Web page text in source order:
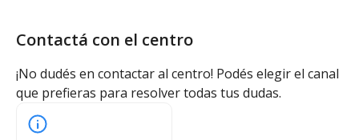
Contactá con el centro
¡No dudés en contactar al centro! Podés elegir el canal
que prefieras para resolver todas tus dudas.